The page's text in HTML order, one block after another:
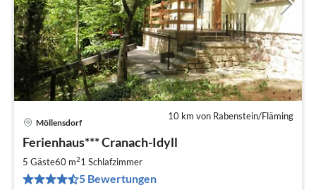
10 km von Rabenstein/Fläming
Möllensdorf
Ferienhaus*** Cranach-Idyll
5 Gäste60 m21 Schlafzimmer
5 Bewertungen